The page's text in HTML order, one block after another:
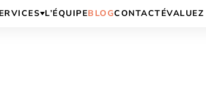
L’ÉQUIPEBLOGCONTACT